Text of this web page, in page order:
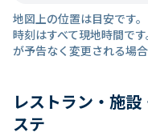
地図上の位置は目安です。
時刻はすべて現地時間で
が予告なく変更される場合
レストラン・施
ステ